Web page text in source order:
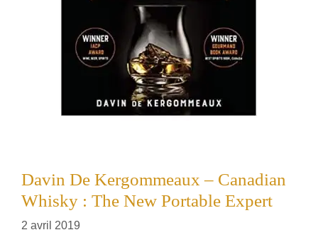
Davin De Kergommeaux – Canadian
Whisky : The New Portable Expert
2 avril 2019